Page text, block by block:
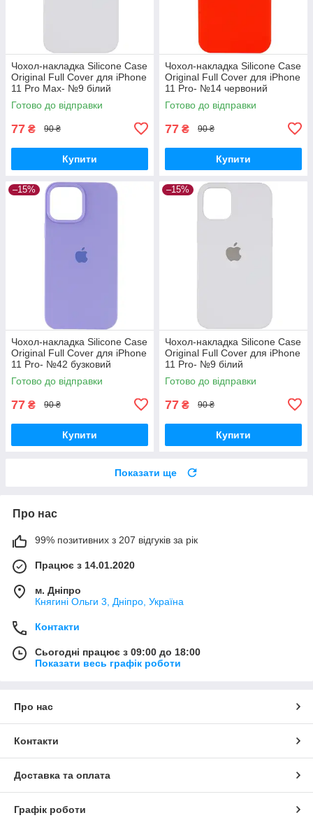
Чохол-накладка Silicone Case
Original Full Cover для iPhone
11 Pro Max- №9 білий
Готово до відправки
77 ₴ 90 ₴
Купити
Чохол-накладка Silicone Case
Original Full Cover для iPhone
11 Pro- №14 червоний
Готово до відправки
77 ₴ 90 ₴
Купити
–15%
Чохол-накладка Silicone Case
Original Full Cover для iPhone
11 Pro- №42 бузковий
Готово до відправки
77 ₴ 90 ₴
Купити
–15%
Чохол-накладка Silicone Case
Original Full Cover для iPhone
11 Pro- №9 білий
Готово до відправки
77 ₴ 90 ₴
Купити
Показати ще
Про нас
99% позитивних з 207 відгуків за рік
Працює з 14.01.2020
м. Дніпро
Княгині Ольги 3, Дніпро, Україна
Контакти
Сьогодні працює з 09:00 до 18:00
Показати весь графік роботи
Про нас
Контакти
Доставка та оплата
Графік роботи